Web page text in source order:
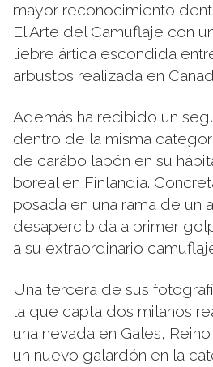
mayor reconocimiento
El Arte del Camuflaje con
liebre ártica escondida
arbustos realizada en
Además ha recibido un
dentro de la misma
de carábo lapón en su
boreal en Finlandia.
posada en una rama de un
desapercibida a primer
a su extraordinario
Una tercera de sus
la que capta dos milanos
una nevada en Gales,
un nuevo galardón en la